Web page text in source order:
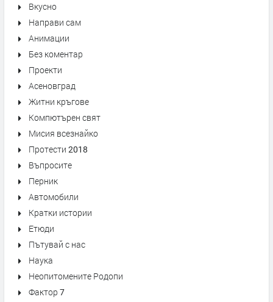
Вкусно
Направи сам
Анимации
Без коментар
Проекти
Асеновград
Житни кръгове
Компютърен свят
Мисия всезнайко
Протести 2018
Въпросите
Перник
Автомобили
Кратки истории
Етюди
Пътувай с нас
Наука
Неопитомените Родопи
Фактор 7